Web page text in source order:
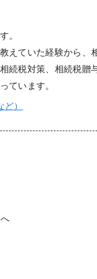
。
えていた経験から、
続税対策、相続税贈
ています。
）